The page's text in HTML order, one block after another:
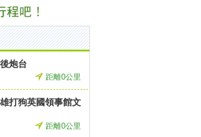
炮台
距離0公里
打狗英國領事館文
距離0公里